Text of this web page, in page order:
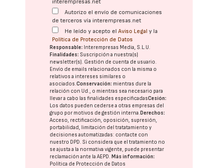
interempresas.net
Autorizo el envío de comunicaciones
de terceros vía interempresas.net
He leído y acepto elAviso Legal y la
Política de Protección de Datos
Responsable: Interempresas Media, S.L.U.
Finalidades: Suscripción a nuestra(s)
newsletter(s). Gestión de cuenta de usuario.
Envío de emails relacionados con la misma o
relativos a intereses similares o
asociados.Conservación: mientras dure la
relación con Ud., o mientras sea necesario para
llevar a cabo las finalidades especificadasCesión:
Los datos pueden cederse a otras empresas del
grupo por motivos de gestión interna. Derechos:
Acceso, rectificación, oposición, supresión,
portabilidad, limitación del tratatamiento y
decisiones automatizadas: contacte con
nuestro DPD. Si considera que el tratamiento no
se ajusta a la normativa vigente, puede presentar
reclamación ante laAEPD. Más información:
Política de Protección de Datos